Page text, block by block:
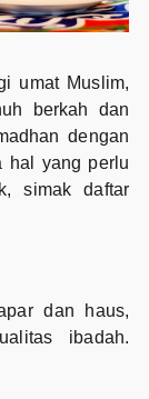
umat Muslim,
berkah dan
dengan
hal yang perlu
simak daftar
dan haus,
ibadah.